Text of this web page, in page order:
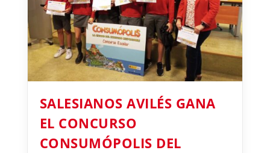
SALESIANOS AVILÉS GANA
EL CONCURSO
CONSUMÓPOLIS DEL